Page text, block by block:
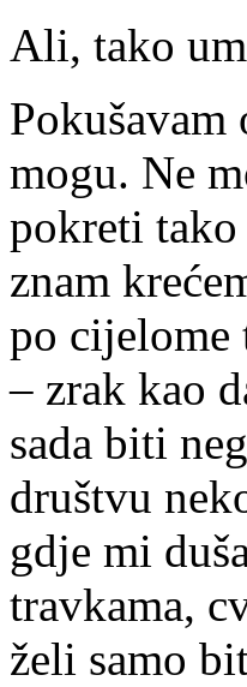
Ali, tako
mogu. Ne
pokreti
znam
po cijelome
– zrak kao
sada biti
društvu
gdje mi
travkama,
želi samo